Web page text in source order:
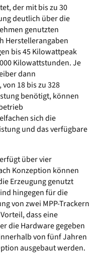
der mit bis zu 30
deutlich über die
genutzten
Herstellerangaben
bis 45 Kilowattpeak
Kilowattstunden. Je
dann
18 bis zu 328
benötigt, können
sich die
und das verfügbare
über vier
Konzeption können
Erzeugung genutzt
hingegen für die
von zwei MPP-Trackern
dass eine
die Hardware gegeben
von fünf Jahren
ausgebaut werden.